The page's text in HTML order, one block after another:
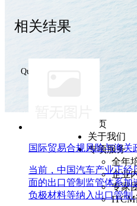
首页
关于我们
专项服务
全年
企业
专家
ITCM
相关结果
Query Result
国际贸易合规风险与海关
当前，中国汽车产业正经
面的出口管制监管体系
负极材料等纳入出口管制